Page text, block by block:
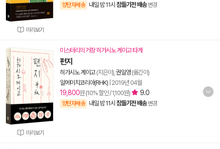
미리보기
양탄자배송 내일 밤 11시 잠들기전 배송 변경
미리보기
미스터리의 거장 히가시노 게이고 타계
편지
히가시노 게이고(지은이), 권일영(옮긴이)
알에이치코리아(RHK) 2019년 04월
19,800원 (10% 할인 / 1,100원) 9.0
양탄자배송 내일 밤 11시 잠들기전 배송 변경